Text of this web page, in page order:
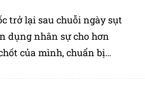
trở lại sau chuỗi ngày sụt
dụng nhân sự cho hơn
của mình, chuẩn bị